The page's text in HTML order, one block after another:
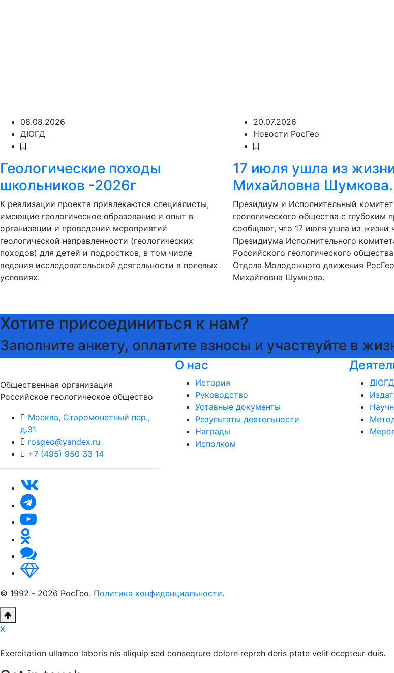
08.08.2026
ДЮГД
Геологические походы
школьников -2026г
К реализации проекта привлекаются специалисты,
имеющие геологическое образование и опыт в
организации и проведении мероприятий
геологической направленности (геологических
походов) для детей и подростков, в том числе
ведения исследовательской деятельности в полевых
условиях.
20.07.2026
Новости РосГео
17 июля ушла из
Михайловна Шумкова.
Президиум и Исполнительный
геологического общества с глубоким
сообщают, что 17 июля ушла из жизни
Президиума Исполнительного
Российского геологического
Отдела Молодежного движения
Михайловна Шумкова.
Хотите присоединиться к нам?
Заполните анкету, оплатите взносы и участвуйте в
Общественная организация
Российское геологическое общество
Москва, Старомонетный пер.,
д.31
rosgeo@yandex.ru
+7 (495) 950 33 14
О нас
История
Руководство
Уставные документы
Результаты деятельности
Награды
Исполком
ДЮГД
© 1992 - 2026 РосГео. Политика конфиденциальности.
X
Exercitation ullamco laboris nis aliquip sed conseqrure dolorn repreh deris ptate velit ecepteur duis.